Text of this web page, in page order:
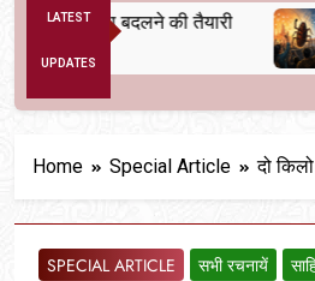
LATEST
UPDATES
बदलने की तैयारी
Home Special Article दो
SPECIAL ARTICLE सभी रचनायें